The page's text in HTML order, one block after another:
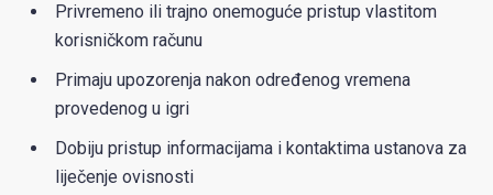
Privremeno ili trajno onemoguće pristup vlastitom
korisničkom računu
Primaju upozorenja nakon određenog vremena
provedenog u igri
Dobiju pristup informacijama i kontaktima ustanova za
liječenje ovisnosti